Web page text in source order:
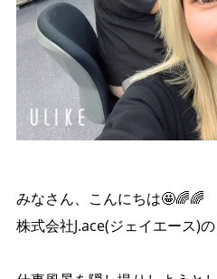
みなさん、こんにちは🤩🌈🌈
株式会社J.ace(ジェイエース)